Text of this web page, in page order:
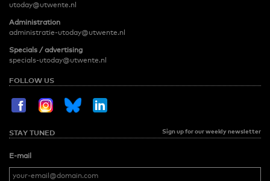
utoday@utwente.nl
Administration
administratie-utoday@utwente.nl
Specials / advertising
specials-utoday@utwente.nl
FOLLOW US
STAY TUNED Sign up for our weekly newsletter
E-mail